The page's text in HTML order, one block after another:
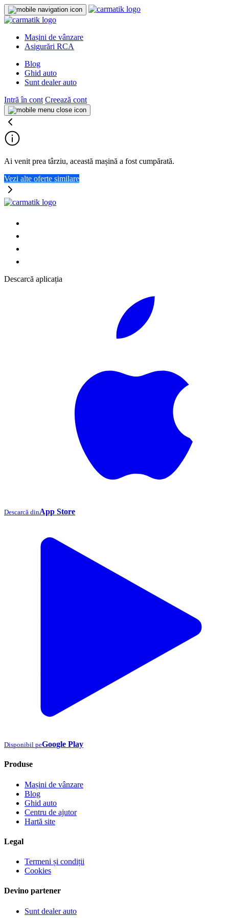
Mașini de vânzare
Asigurări RCA
Blog
Ghid auto
Sunt dealer auto
Intră în cont Creează cont
Ai venit prea târziu, această mașină a fost cumpărată.
Vezi alte oferte similare
Descarcă aplicația
Descarcă dinApp Store
Disponibil peGoogle Play
Produse
Mașini de vânzare
Blog
Ghid auto
Centru de ajutor
Hartă site
Legal
Termeni și condiții
Cookies
Devino partener
Sunt dealer auto